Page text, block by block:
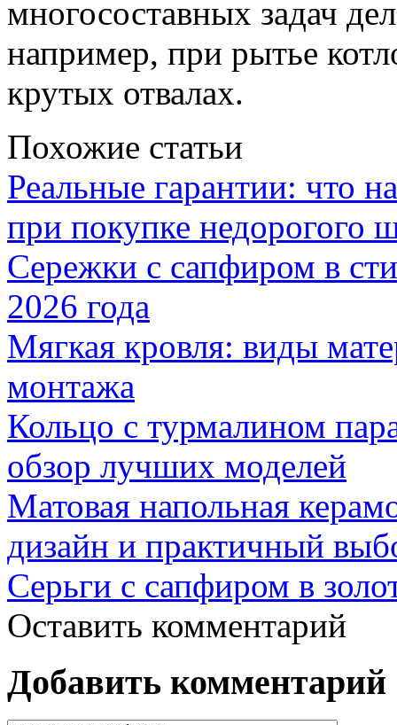
многосоставных задач
например, при рытье
крутых отвалах.
Похожие статьи
Реальные гарантии: что
при покупке недорогого
Сережки с сапфиром в
2026 года
Мягкая кровля: виды
монтажа
Кольцо с турмалином
обзор лучших моделей
Матовая напольная
дизайн и практичный
Серьги с сапфиром в
Оставить комментарий
Добавить комментарий